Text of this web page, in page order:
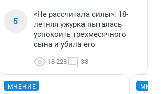
5
«Не рассчитала силы»: 18-
летняя ужурка пыталась
успокоить трехмесячного
сына и убила его
18 228 38
МНЕНИЕ